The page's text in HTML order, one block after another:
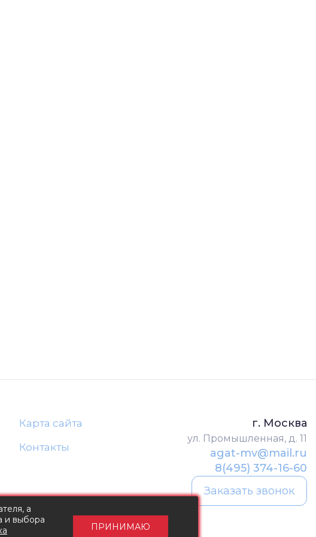
Карта сайта
Контакты
г. Москва
ул. Промышленная, д. 11
agat-mv@mail.ru
8(495) 374-16-60
Заказать звонок
а
и выбора
ПРИНИМАЮ